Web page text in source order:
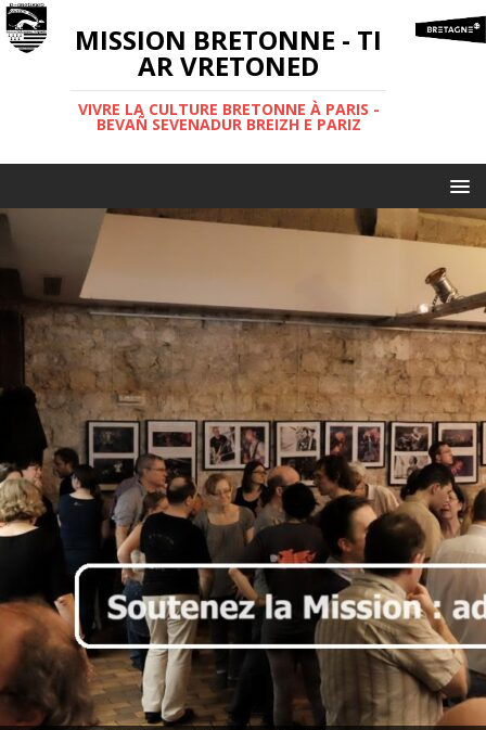
MISSION BRETONNE - TI
AR VRETONED
VIVRE LA CULTURE BRETONNE À PARIS -
BEVAÑ SEVENADUR BREIZH E PARIZ